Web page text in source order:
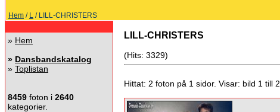
Hem / L / LILL-CHRISTERS
» Hem
» Dansbandskatalog
» Toplistan
8459 foton i 2640
kategorier.
LILL-CHRISTERS
(Hits: 3329)
Hittat: 2 foton på 1 sidor. Visar: bild 1 till 2.